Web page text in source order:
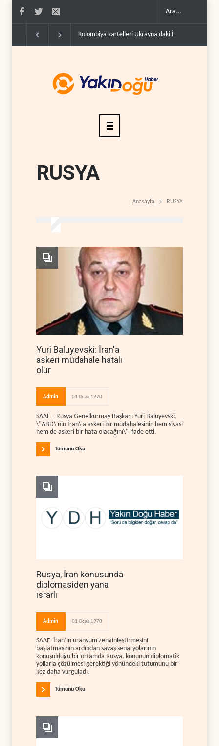
Kolombiya kartelleri Ukrayna'daki İHA
RUSYA
Anasayfa RUSYA
Yuri Baluyevski: İran'a
askeri müdahale hatalı
olur
Admin 01 Ocak 1970
SAAF – Rusya Genelkurmay Başkanı Yuri Baluyevski,
\"ABD\'nin İran\'a askeri bir müdahalesinin hem siyasi
hem de askeri bir hata olacağını\" ifade etti.
Tümünü Oku
Rusya, İran konusunda
diplomasiden yana
ısrarlı
Admin 01 Ocak 1970
SAAF- İran’ın uranyum zenginleştirmesini
başlatmasının ardından savaş senaryolarının
konuşulduğu bir ortamda Rusya, konunun diplomatik
yollarla çözülmesi gerektiği yönündeki tutumunu bir
kez daha vurguladı.
Tümünü Oku